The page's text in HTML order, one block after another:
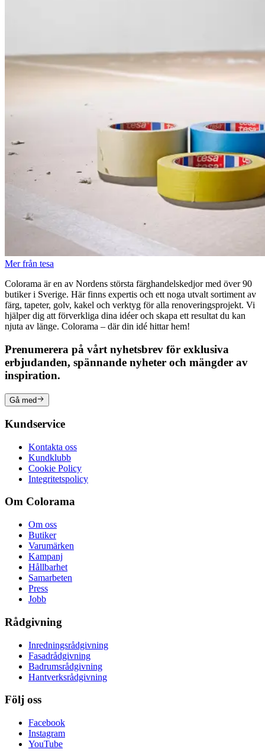
Mer från tesa
Colorama är en av Nordens största färghandelskedjor med över 90
butiker i Sverige. Här finns expertis och ett noga utvalt sortiment av
färg, tapeter, golv, kakel och verktyg för alla renoveringsprojekt. Vi
hjälper dig att förverkliga dina idéer och skapa ett resultat du kan
njuta av länge. Colorama – där din idé hittar hem!
Prenumerera på vårt nyhetsbrev för exklusiva
erbjudanden, spännande nyheter och mängder av
inspiration.
Gå med
Kundservice
Kontakta oss
Kundklubb
Cookie Policy
Integritetspolicy
Om Colorama
Om oss
Butiker
Varumärken
Kampanj
Hållbarhet
Samarbeten
Press
Jobb
Rådgivning
Inredningsrådgivning
Fasadrådgivning
Badrumsrådgivning
Hantverksrådgivning
Följ oss
Facebook
Instagram
YouTube